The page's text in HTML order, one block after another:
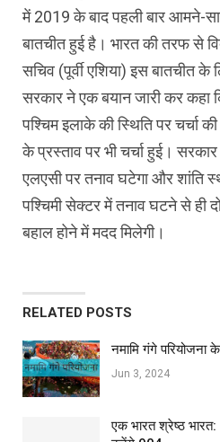
में 2019 के बाद पहली बार आमने-
बातचीत हुई है। भारत की तरफ से
सचिव (पूर्वी एशिया) इस बातचीत के
सरकार ने एक बयान जारी कर कहा
पश्चिम इलाके की स्थिति पर चर्चा
के प्रस्ताव पर भी चर्चा हुई।
एलएसी पर तनाव घटेगा और शांति
पश्चिमी सेक्टर में तनाव घटने से ही
बहाल होने में मदद मिलेगी।
RELATED POSTS
नमामि गंगे
Jun 3, 2024
एक भारत श्रेष्ठ